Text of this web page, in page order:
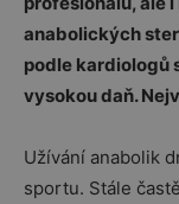
anabolických
podle kardiologů
vysokou daň.
Užívání anabolik
sportu. Stále